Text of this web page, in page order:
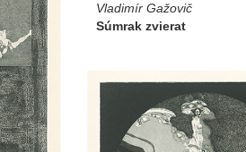
Vladimír Gažovič
Súmrak zvierat